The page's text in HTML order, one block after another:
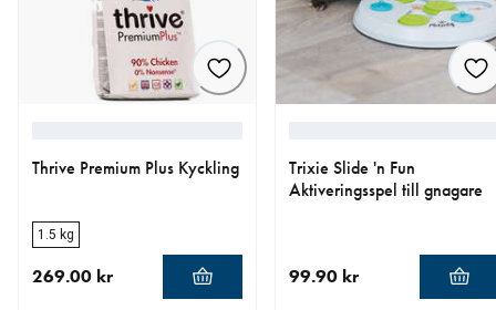
Thrive Premium Plus Kyckling
1.5 kg
269.00 kr
Trixie Slide 'n Fun
Aktiveringsspel till gnagare
99.90 kr